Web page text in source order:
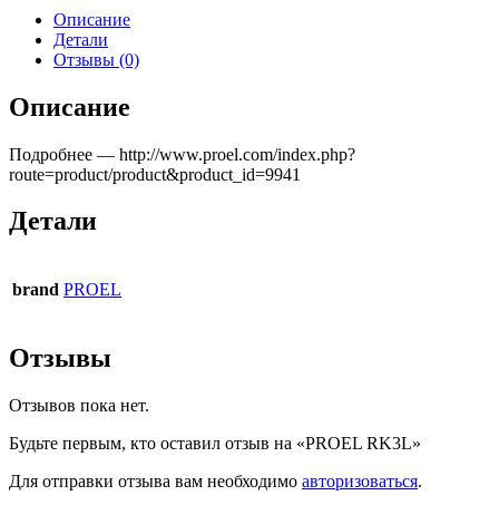
Описание
Детали
Отзывы (0)
Описание
Подробнее — http://www.proel.com/index.php?
route=product/product&product_id=9941
Детали
brand PROEL
Отзывы
Отзывов пока нет.
Будьте первым, кто оставил отзыв на «PROEL RK3L»
Для отправки отзыва вам необходимо авторизоваться.